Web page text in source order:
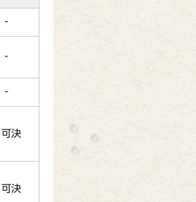
‐
‐
‐
可決
可決